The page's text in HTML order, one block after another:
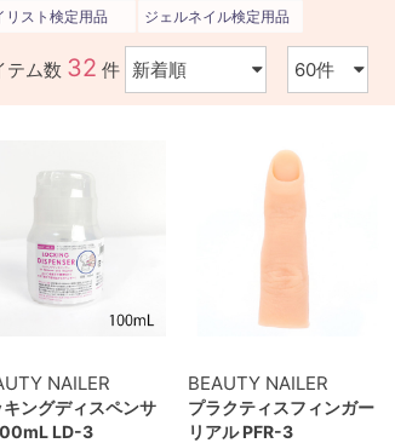
リスト検定用品 ジェルネイル検定用品
テム数 32 件
NAILER
キングディスペンサ
LD-3
BEAUTY NAILER
プラクティスフィンガー
リアル PFR-3